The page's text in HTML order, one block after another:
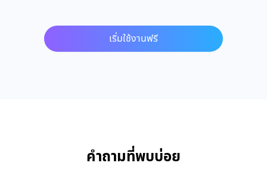
เริ่มใช้งานฟรี
คำถามที่พบบ่อย